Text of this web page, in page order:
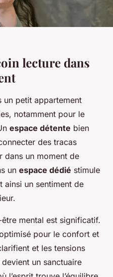
lecture dans
un petit appartement
notamment pour le
espace détente bien
des tracas
dans un moment de
un espace dédié stimule
ainsi un sentiment de
mental est significatif.
pour le confort et
et les tensions
un sanctuaire